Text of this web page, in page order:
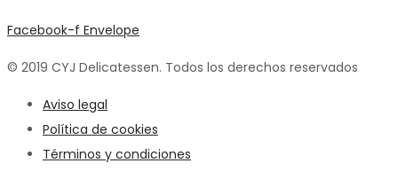
Facebook-f Envelope
© 2019 CYJ Delicatessen. Todos los derechos reservados
Aviso legal
Política de cookies
Términos y condiciones